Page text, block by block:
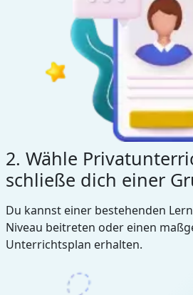
2. Wähle
schließe dich einer
Du kannst einer bestehenden
Niveau beitreten oder einen
Unterrichtsplan erhalten.